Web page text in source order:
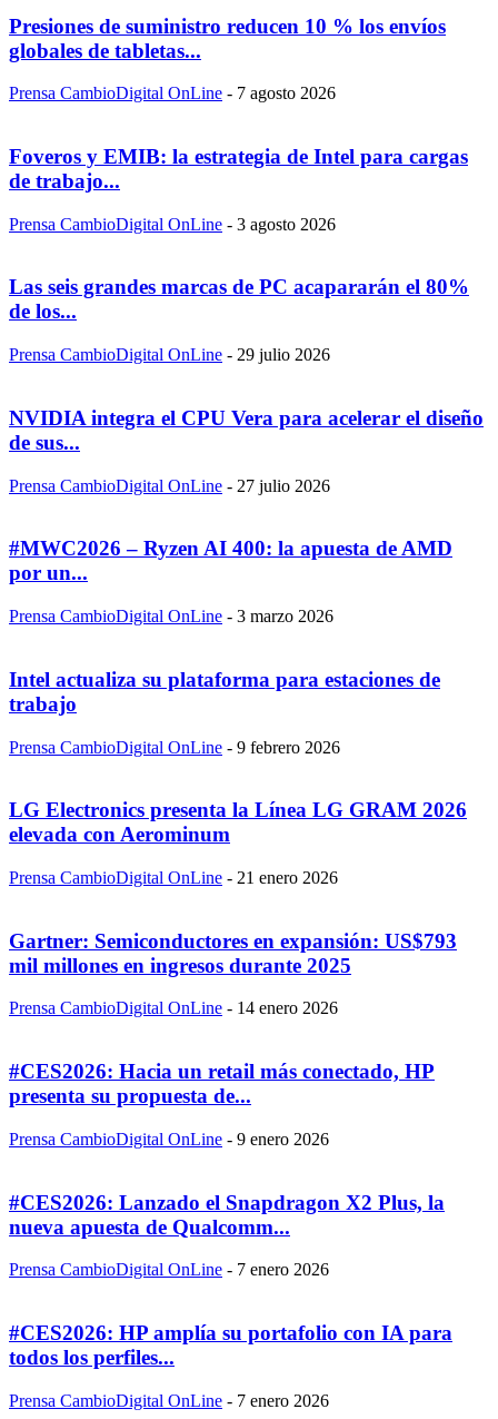
Presiones de suministro reducen 10 % los envíos
globales de tabletas...
Prensa CambioDigital OnLine - 7 agosto 2026
Foveros y EMIB: la estrategia de Intel para cargas
de trabajo...
Prensa CambioDigital OnLine - 3 agosto 2026
Las seis grandes marcas de PC acapararán el 80%
de los...
Prensa CambioDigital OnLine - 29 julio 2026
NVIDIA integra el CPU Vera para acelerar el diseño
de sus...
Prensa CambioDigital OnLine - 27 julio 2026
#MWC2026 – Ryzen AI 400: la apuesta de AMD
por un...
Prensa CambioDigital OnLine - 3 marzo 2026
Intel actualiza su plataforma para estaciones de
trabajo
Prensa CambioDigital OnLine - 9 febrero 2026
LG Electronics presenta la Línea LG GRAM 2026
elevada con Aerominum
Prensa CambioDigital OnLine - 21 enero 2026
Gartner: Semiconductores en expansión: US$793
mil millones en ingresos durante 2025
Prensa CambioDigital OnLine - 14 enero 2026
#CES2026: Hacia un retail más conectado, HP
presenta su propuesta de...
Prensa CambioDigital OnLine - 9 enero 2026
#CES2026: Lanzado el Snapdragon X2 Plus, la
nueva apuesta de Qualcomm...
Prensa CambioDigital OnLine - 7 enero 2026
#CES2026: HP amplía su portafolio con IA para
todos los perfiles...
Prensa CambioDigital OnLine - 7 enero 2026